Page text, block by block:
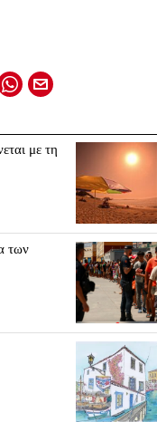
με τη
των